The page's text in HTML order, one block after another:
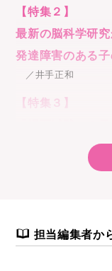
【特集２】
最新の脳科学研
発達障害のある
／井手正和
【特集３】
●あそび de 生活動
担当編集者か